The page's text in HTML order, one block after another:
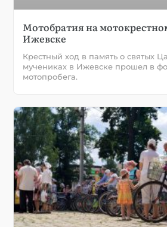
Мотобратия на
Ижевске
Крестный ход в память о святых
мучениках в Ижевске прошел в
мотопробега.